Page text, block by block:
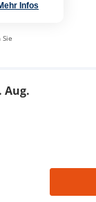
Infos
Aug.